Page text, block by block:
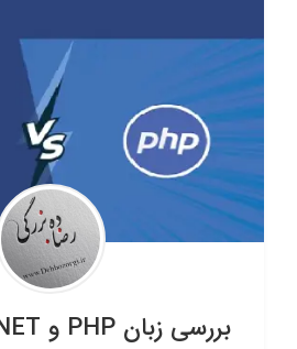
بررسی زبان PHP و ASP.NET